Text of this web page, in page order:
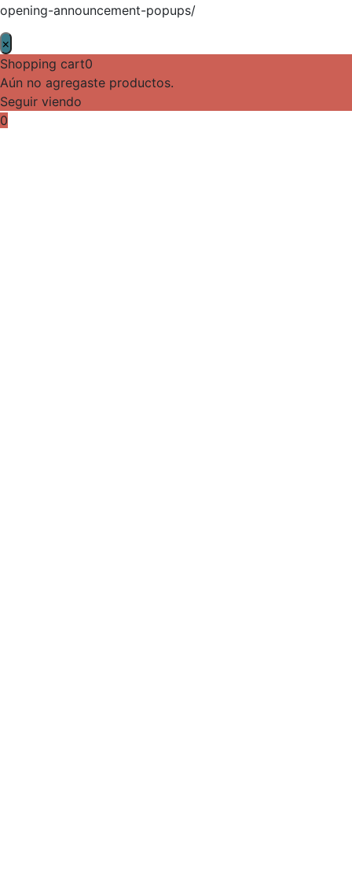
opening-announcement-popups/
×
Shopping cart0
Aún no agregaste productos.
Seguir viendo
0